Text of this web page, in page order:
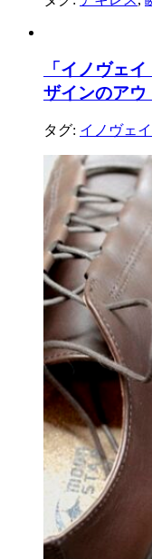
「イノヴェ
ザインのアウ
タグ: イノヴェイ